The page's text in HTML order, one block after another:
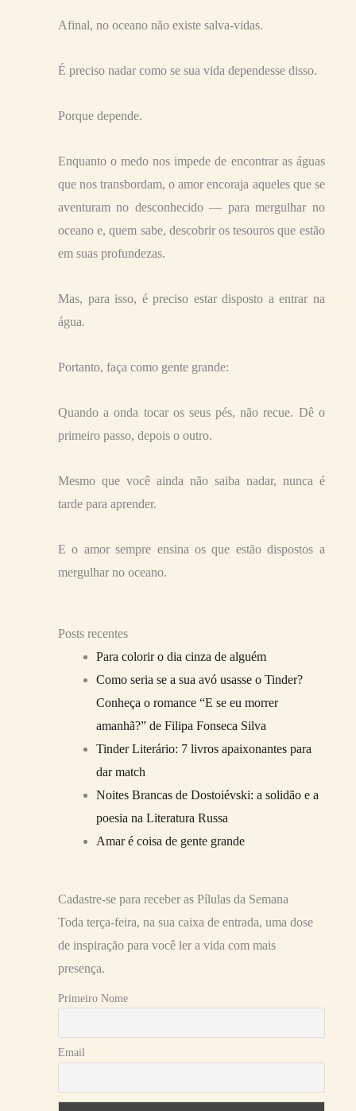
Afinal, no oceano não existe salva-vidas.
É preciso nadar como se sua vida dependesse disso.
Porque depende.
Enquanto o medo nos impede de encontrar as águas
que nos transbordam, o amor encoraja aqueles que se
aventuram no desconhecido — para mergulhar no
oceano e, quem sabe, descobrir os tesouros que estão
em suas profundezas.
Mas, para isso, é preciso estar disposto a entrar na
água.
Portanto, faça como gente grande:
Quando a onda tocar os seus pés, não recue. Dê o
primeiro passo, depois o outro.
Mesmo que você ainda não saiba nadar, nunca é
tarde para aprender.
E o amor sempre ensina os que estão dispostos a
mergulhar no oceano.
Posts recentes
Para colorir o dia cinza de alguém
Como seria se a sua avó usasse o Tinder?
Conheça o romance “E se eu morrer
amanhã?” de Filipa Fonseca Silva
Tinder Literário: 7 livros apaixonantes para
dar match
Noites Brancas de Dostoiévski: a solidão e a
poesia na Literatura Russa
Amar é coisa de gente grande
Cadastre-se para receber as Pílulas da Semana
Toda terça-feira, na sua caixa de entrada, uma dose
de inspiração para você ler a vida com mais
presença.
Primeiro Nome
Email